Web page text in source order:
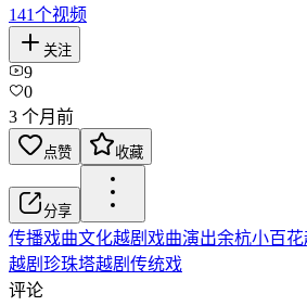
141个视频
关注
9
0
3 个月前
点赞 收藏
分享
传播戏曲文化越剧 戏曲演出余杭小百
越剧珍珠塔越剧传统戏
评论